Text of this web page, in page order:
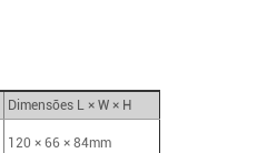
Dimensões L × W × H
120 × 66 × 84mm